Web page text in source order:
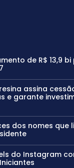
de R$ 13,9
assina
e garante
dos nomes que
do Instagram